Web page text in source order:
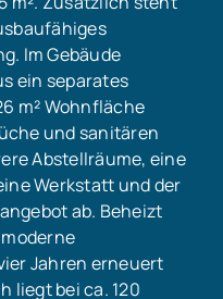
Im Gebäude
ein separates
m² Wohnfläche
und sanitären
Abstellräume, eine
Werkstatt und der
ab. Beheizt
Jahren erneuert
liegt bei ca. 120